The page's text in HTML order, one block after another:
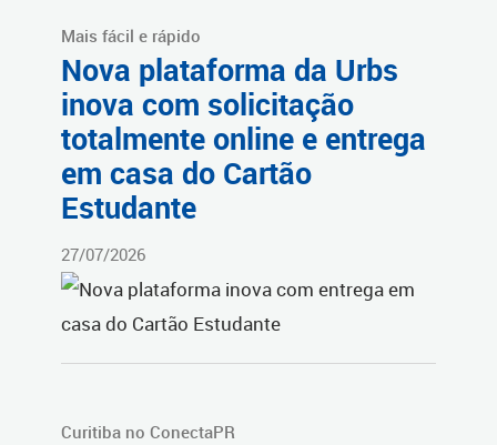
Mais fácil e rápido
Nova plataforma da Urbs
inova com solicitação
totalmente online e entrega
em casa do Cartão
Estudante
27/07/2026
Curitiba no ConectaPR